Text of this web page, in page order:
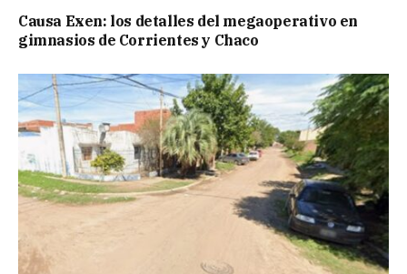
Causa Exen: los detalles del megaoperativo en
gimnasios de Corrientes y Chaco